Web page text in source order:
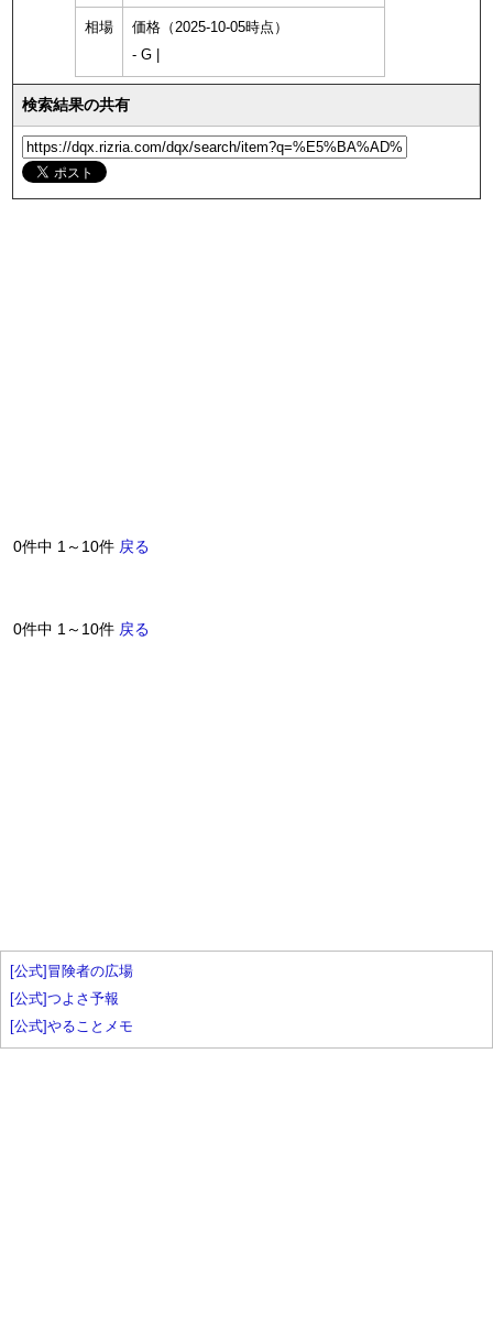
相場
価格（2025-10-05時点）
- G |
検索結果の共有
0件中 1～10件 戻る
0件中 1～10件 戻る
[公式]冒険者の広場
[公式]つよさ予報
[公式]やることメモ